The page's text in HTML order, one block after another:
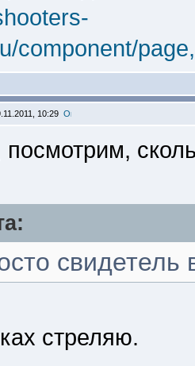
component/
10:29
посмотрим,
свидетель
стреляю.